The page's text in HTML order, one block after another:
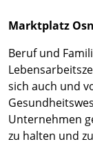
Marktplatz
Beruf und
sich auch und
Unternehmen
zu halten und